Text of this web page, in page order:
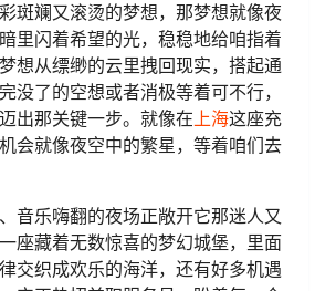
斑斓又滚烫的梦想，那梦想就像夜
里闪着希望的光，稳稳地给咱指着
想从缥缈的云里拽回现实，搭起通
没了的空想或者消极等着可不行，
出那关键一步。就像在上海这座充
会就像夜空中的繁星，等着咱们去
音乐嗨翻的夜场正敞开它那迷人又
座藏着无数惊喜的梦幻城堡，里面
交织成欢乐的海洋，还有好多机遇